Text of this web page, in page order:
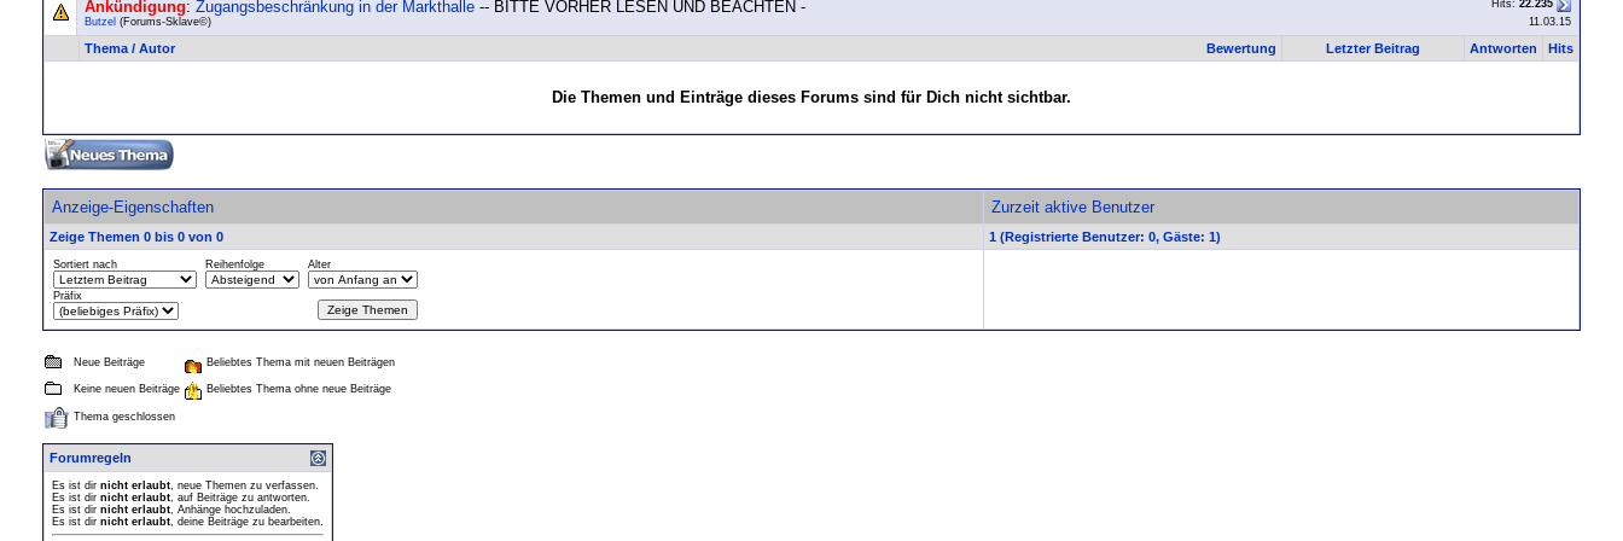
Hits: 22.235
Ankündigung: Zugangsbeschränkung in der Markthalle -- BITTE VORHER LESEN UND BEACHTEN -
11.03.15
Butzel (Forums-Sklave©)
Bewertung
Thema / Autor Letzter Beitrag Antworten Hits
Die Themen und Einträge dieses Forums sind für Dich nicht sichtbar.
Anzeige-Eigenschaften Zurzeit aktive Benutzer
Zeige Themen 0 bis 0 von 0 1 (Registrierte Benutzer: 0, Gäste: 1)
Sortiert nach Reihenfolge Alter
Präfix
Neue Beiträge Beliebtes Thema mit neuen Beiträgen
Keine neuen Beiträge Beliebtes Thema ohne neue Beiträge
Thema geschlossen
Forumregeln
Es ist dir nicht erlaubt, neue Themen zu verfassen.
Es ist dir nicht erlaubt, auf Beiträge zu antworten.
Es ist dir nicht erlaubt, Anhänge hochzuladen.
Es ist dir nicht erlaubt, deine Beiträge zu bearbeiten.